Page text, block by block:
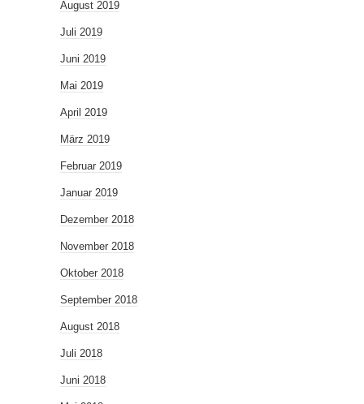
August 2019
Juli 2019
Juni 2019
Mai 2019
April 2019
März 2019
Februar 2019
Januar 2019
Dezember 2018
November 2018
Oktober 2018
September 2018
August 2018
Juli 2018
Juni 2018